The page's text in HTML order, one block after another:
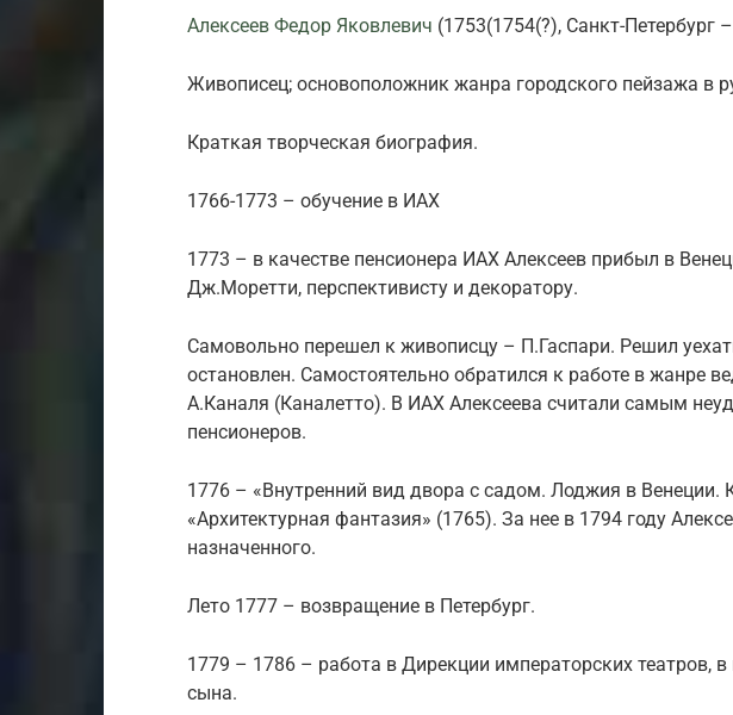
Алексеев Федор Яковлевич (1753(1754(?), Санкт-Петербург
Живописец; основоположник жанра городского пейзажа в
Краткая творческая биография.
1766-1773 – обучение в ИАХ
1773 – в качестве пенсионера ИАХ Алексеев прибыл в
Дж.Моретти, перспективисту и декоратору.
Самовольно перешел к живописцу – П.Гаспари. Решил
остановлен. Самостоятельно обратился к работе в жанре
А.Каналя (Каналетто). В ИАХ Алексеева считали самым
пенсионеров.
1776 – «Внутренний вид двора с садом. Лоджия в Венеции.
«Архитектурная фантазия» (1765). За нее в 1794 году
назначенного.
Лето 1777 – возвращение в Петербург.
1779 – 1786 – работа в Дирекции императорских театров,
сына.